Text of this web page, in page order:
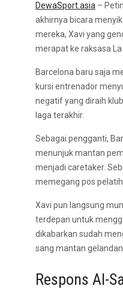
DewaSport.asia –
akhirnya bicara
mereka, Xavi yang
merapat ke raksasa La
Barcelona baru saja
kursi entrenador
negatif yang diraih
laga terakhir.
Sebagai pengganti,
menunjuk mantan
menjadi caretaker.
memegang pos
Xavi pun langsung
terdepan untuk
dikabarkan sudah
sang mantan
Respons Al-